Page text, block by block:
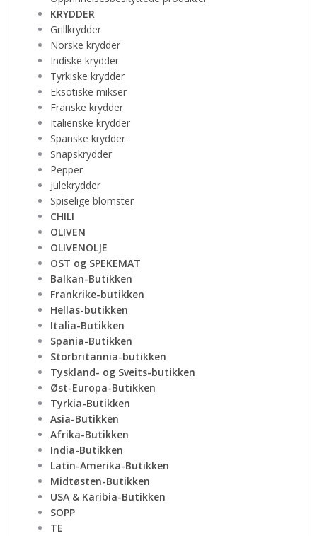
KRYDDER
Grillkrydder
Norske krydder
Indiske krydder
Tyrkiske krydder
Eksotiske mikser
Franske krydder
Italienske krydder
Spanske krydder
Snapskrydder
Pepper
Julekrydder
Spiselige blomster
CHILI
OLIVEN
OLIVENOLJE
OST og SPEKEMAT
Balkan-Butikken
Frankrike-butikken
Hellas-butikken
Italia-Butikken
Spania-Butikken
Storbritannia-butikken
Tyskland- og Sveits-butikken
Øst-Europa-Butikken
Tyrkia-Butikken
Asia-Butikken
Afrika-Butikken
India-Butikken
Latin-Amerika-Butikken
Midtøsten-Butikken
USA & Karibia-Butikken
SOPP
TE